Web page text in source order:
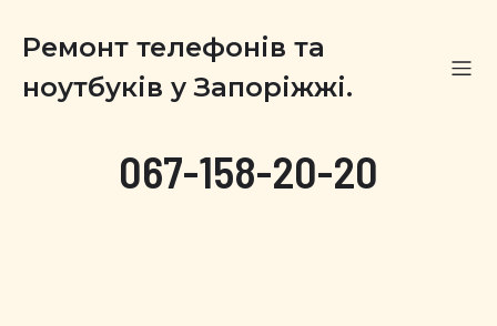
Ремонт телефонів та
ноутбуків у Запоріжжі.
067-158-20-20